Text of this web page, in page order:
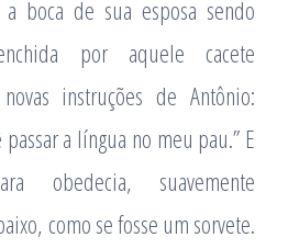
boca de sua esposa sendo
por aquele cacete
instruções de Antônio:
a língua no meu pau.” E
obedecia, suavemente
como se fosse um sorvete.